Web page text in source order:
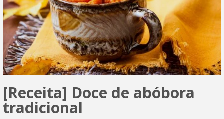
[Receita] Doce de abóbora
tradicional